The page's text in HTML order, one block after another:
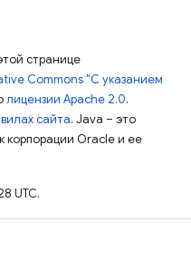
странице
Commons "С указанием
лицензии Apache 2.0.
сайта. Java – это
корпорации Oracle и ее
UTC.